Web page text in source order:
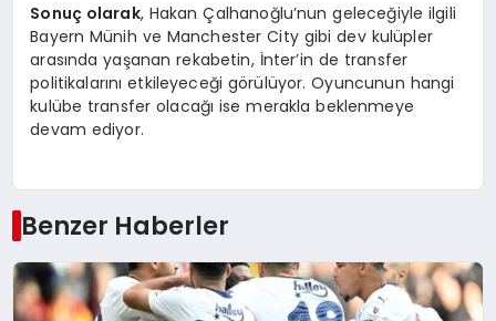
Sonuç olarak, Hakan Çalhanoğlu’nun geleceğiyle ilgili
Bayern Münih ve Manchester City gibi dev kulüpler
arasında yaşanan rekabetin, İnter’in de transfer
politikalarını etkileyeceği görülüyor. Oyuncunun hangi
kulübe transfer olacağı ise merakla beklenmeye
devam ediyor.
Benzer Haberler